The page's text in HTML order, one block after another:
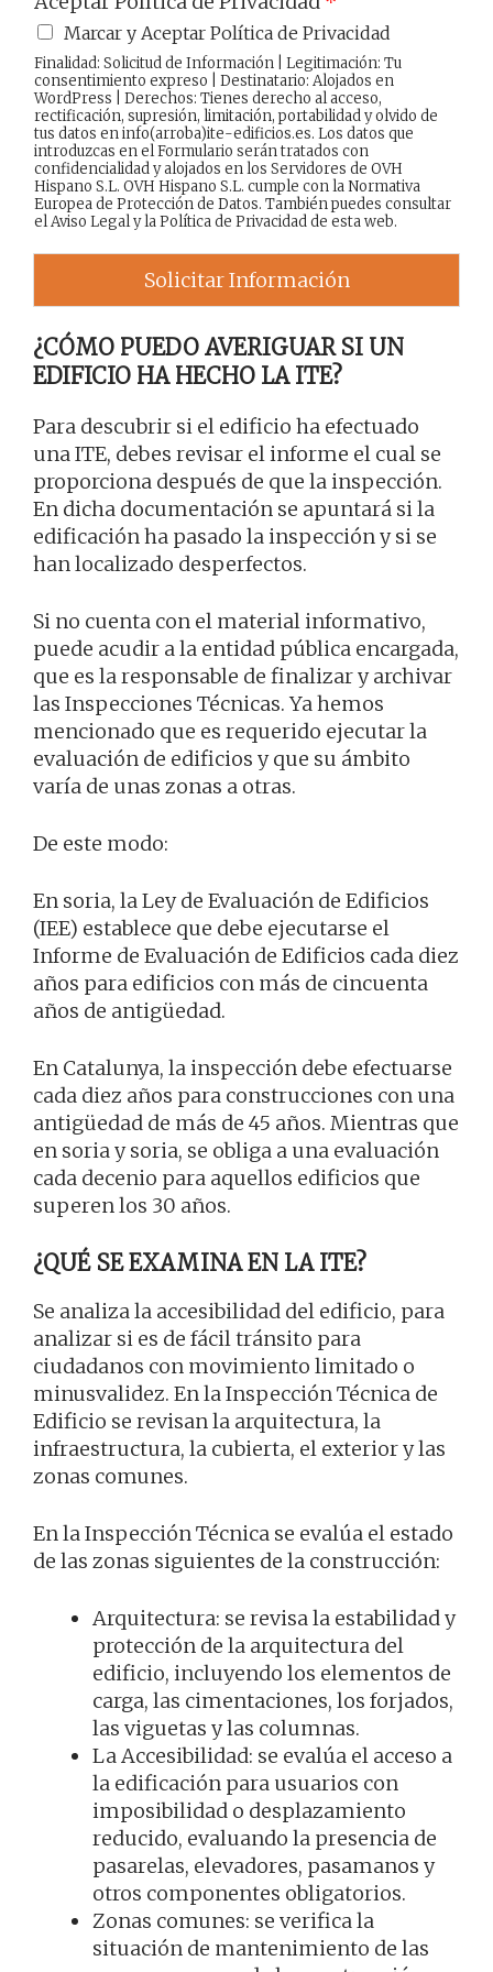
Marcar y Aceptar Política de Privacidad
Finalidad: Solicitud de Información | Legitimación: Tu
consentimiento expreso | Destinatario: Alojados en
WordPress | Derechos: Tienes derecho al acceso,
rectificación, supresión, limitación, portabilidad y olvido de
tus datos en info(arroba)ite-edificios.es. Los datos que
introduzcas en el Formulario serán tratados con
confidencialidad y alojados en los Servidores de OVH
Hispano S.L. OVH Hispano S.L. cumple con la Normativa
Europea de Protección de Datos. También puedes consultar
elAviso Legaly laPolítica de Privacidadde esta web.
Solicitar Información
¿CÓMO PUEDO AVERIGUAR SI UN
EDIFICIO HA HECHO LA ITE?
Para descubrir si el edificio ha efectuado
una ITE, debes revisar el informe el cual se
proporciona después de que la inspección.
En dicha documentación se apuntará si la
edificación ha pasado la inspección y si se
han localizado desperfectos.
Si no cuenta con el material informativo,
puede acudir a la entidad pública encargada,
que es la responsable de finalizar y archivar
las Inspecciones Técnicas. Ya hemos
mencionado que es requerido ejecutar la
evaluación de edificios y que su ámbito
varía de unas zonas a otras.
De este modo:
En soria, la Ley de Evaluación de Edificios
(IEE) establece que debe ejecutarse el
Informe de Evaluación de Edificios cada diez
años para edificios con más de cincuenta
años de antigüedad.
En Catalunya, la inspección debe efectuarse
cada diez años para construcciones con una
antigüedad de más de 45 años. Mientras que
en soria y soria, se obliga a una evaluación
cada decenio para aquellos edificios que
superen los 30 años.
¿QUÉ SE EXAMINA EN LA ITE?
Se analiza la accesibilidad del edificio, para
analizar si es de fácil tránsito para
ciudadanos con movimiento limitado o
minusvalidez. En la Inspección Técnica de
Edificio se revisan la arquitectura, la
infraestructura, la cubierta, el exterior y las
zonas comunes.
En la Inspección Técnica se evalúa el estado
de las zonas siguientes de la construcción:
Arquitectura: se revisa la estabilidad y
protección de la arquitectura del
edificio, incluyendo los elementos de
carga, las cimentaciones, los forjados,
las viguetas y las columnas.
La Accesibilidad: se evalúa el acceso a
la edificación para usuarios con
imposibilidad o desplazamiento
reducido, evaluando la presencia de
pasarelas, elevadores, pasamanos y
otros componentes obligatorios.
Zonas comunes: se verifica la
situación de mantenimiento de las